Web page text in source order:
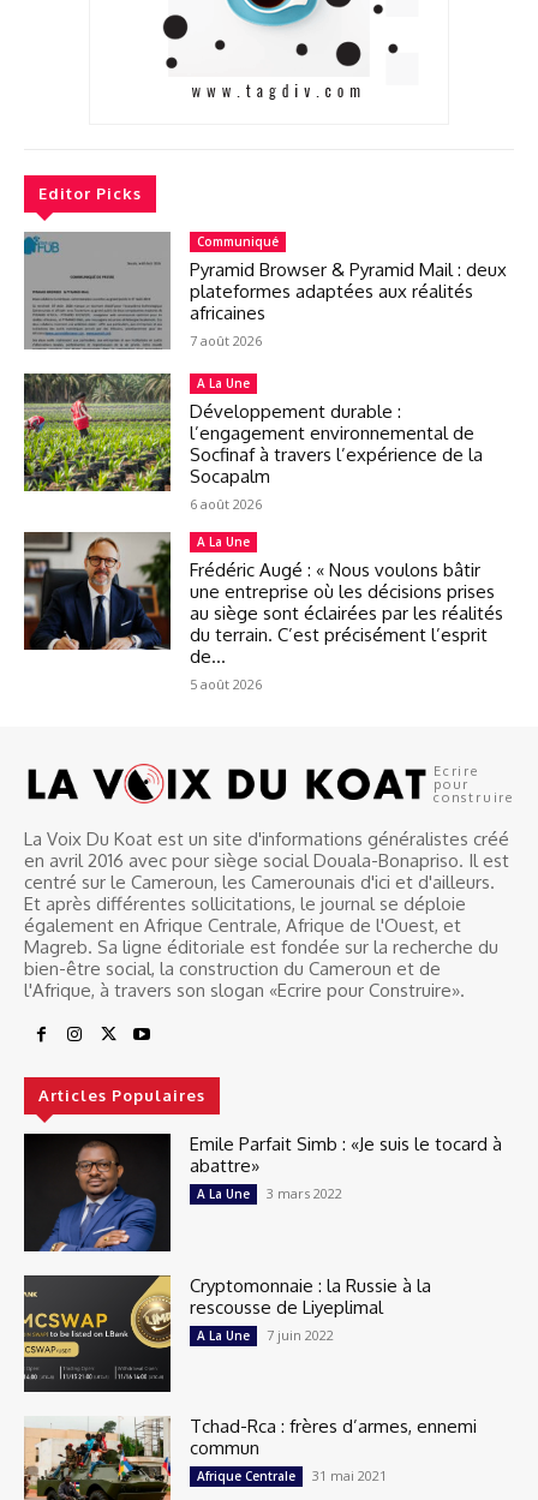
Editor Picks
Communiqué
Pyramid Browser & Pyramid Mail : deux
plateformes adaptées aux réalités
africaines
7 août 2026
A La Une
Développement durable :
l’engagement environnemental de
Socfinaf à travers l’expérience de la
Socapalm
6 août 2026
A La Une
Frédéric Augé : « Nous voulons bâtir
une entreprise où les décisions prises
au siège sont éclairées par les réalités
du terrain. C’est précisément l’esprit
de...
5 août 2026
Ecrire
pour
construire
La Voix Du Koat est un site d'informations généralistes créé
en avril 2016 avec pour siège social Douala-Bonapriso. Il est
centré sur le Cameroun, les Camerounais d'ici et d'ailleurs.
Et après différentes sollicitations, le journal se déploie
également en Afrique Centrale, Afrique de l'Ouest, et
Magreb. Sa ligne éditoriale est fondée sur la recherche du
bien-être social, la construction du Cameroun et de
l'Afrique, à travers son slogan «Ecrire pour Construire».
Articles Populaires
Emile Parfait Simb : «Je suis le tocard à
abattre»
A La Une 3 mars 2022
Cryptomonnaie : la Russie à la
rescousse de Liyeplimal
A La Une 7 juin 2022
Tchad-Rca : frères d’armes, ennemi
commun
Afrique Centrale 31 mai 2021